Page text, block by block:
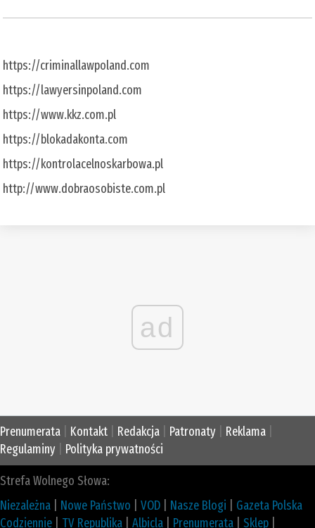
https://criminallawpoland.com
https://lawyersinpoland.com
https://www.kkz.com.pl
https://blokadakonta.com
https://kontrolacelnoskarbowa.pl
http://www.dobraosobiste.com.pl
ad
Prenumerata Kontakt Redakcja Patronaty Reklama
Regulaminy
Polityka prywatności
Strefa Wolnego Słowa:
Niezależna
Nowe Państwo VOD Nasze Blogi
Gazeta Polska
Codziennie
TV Republika Albicla Prenumerata Sklep